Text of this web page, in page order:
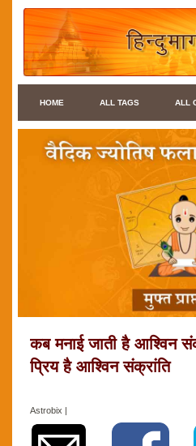
HOME ALL TAGS ALL
कब मनाई जाती है आश्विन
प्रिय है आश्विन संक्रांति
Astrobix |